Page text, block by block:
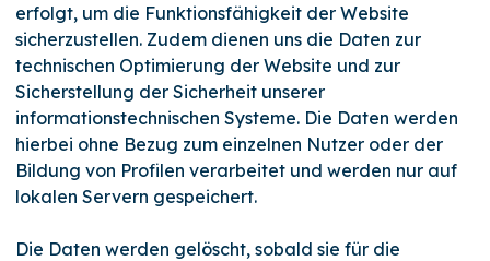
erfolgt, um die Funktionsfähigkeit der Website
sicherzustellen. Zudem dienen uns die Daten zur
technischen Optimierung der Website und zur
Sicherstellung der Sicherheit unserer
informationstechnischen Systeme. Die Daten werden
hierbei ohne Bezug zum einzelnen Nutzer oder der
Bildung von Profilen verarbeitet und werden nur auf
lokalen Servern gespeichert.
Die Daten werden gelöscht, sobald sie für die